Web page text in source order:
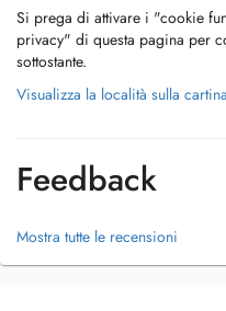
Si prega di attivare i "cookie
privacy" di questa pagina per
sottostante.
Visualizza la località sulla cartina
Feedback
Mostra tutte le recensioni